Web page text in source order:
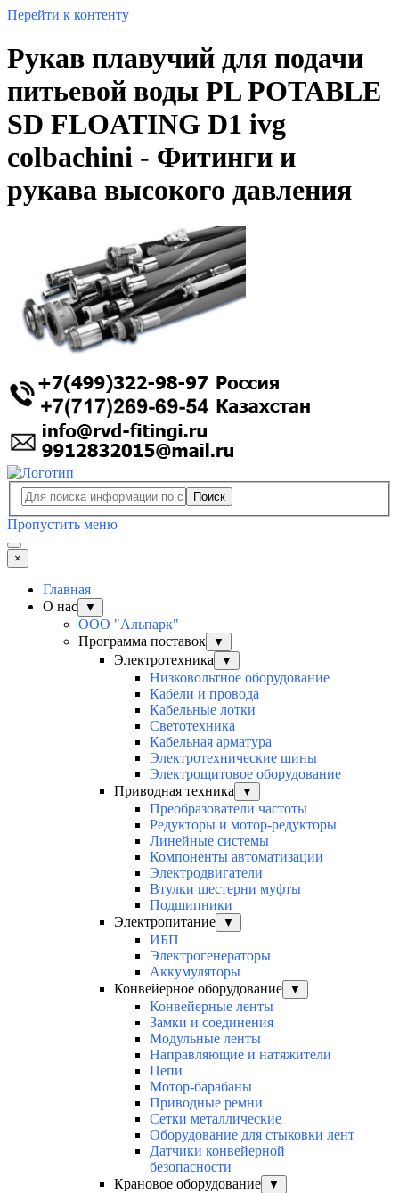
Перейти к контенту
Рукав плавучий для подачи
питьевой воды PL POTABLE
SD FLOATING D1 ivg
colbachini - Фитинги и
рукава высокого давления
Поиск
Пропустить меню
×
Главная
О нас
▼
ООО "Альпарк"
Программа поставок
▼
Электротехника ▼
Низковольтное оборудование
Кабели и провода
Кабельные лотки
Светотехника
Кабельная арматура
Электротехнические шины
Электрощитовое оборудование
Приводная техника
▼
Преобразователи частоты
Редукторы и мотор-редукторы
Линейные системы
Компоненты автоматизации
Электродвигатели
Втулки шестерни муфты
Подшипники
Электропитание
▼
ИБП
Электрогенераторы
Аккумуляторы
Конвейерное оборудование
▼
Конвейерные ленты
Замки и соединения
Модульные ленты
Направляющие и натяжители
Цепи
Мотор-барабаны
Приводные ремни
Сетки металлические
Оборудование для стыковки лент
Датчики конвейерной
безопасности
Крановое оборудование
▼